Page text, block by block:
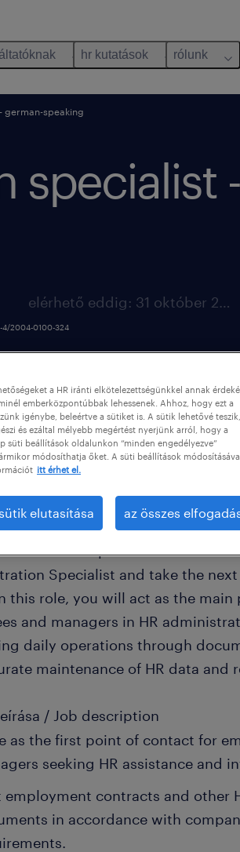
hr kutatások rólunk
german-speaking
specialist
elérhető eddig: 31 október 2026
4/2004-0100-324
/ Organisation/Department
retail partner as a
Specialist and take the next
this role, you will act as the
and managers in HR
daily operations through
maintenance of HR data and
/ Job description
as the first point of contact for
seeking HR assistance and
employment contracts and other
in accordance with
a HR iránti elkötelezettségünkkel annak
emberközpontúbbak lehessenek. Ahhoz, hogy ezt a
igénybe, beleértve a sütiket is. A sütik lehetővé teszik,
és ezáltal mélyebb megértést nyerjünk arról, hogy a
süti beállítások oldalunkon “minden engedélyezve”
módosíthatja őket. A süti beállítások
itt érhet el.
elutasítása az összes